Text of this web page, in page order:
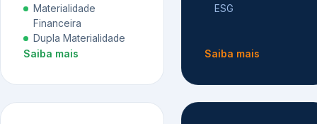
Materialidade
Financeira
Dupla Materialidade
Saiba mais
ESG
Saiba mais